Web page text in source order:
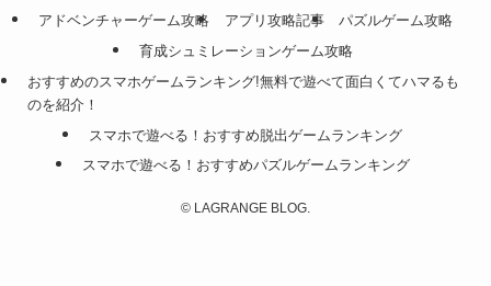
アドベンチャーゲーム攻略
アプリ攻略記事
パズルゲーム攻略
育成シュミレーションゲーム攻略
おすすめのスマホゲームランキング!無料で遊べて面白くてハマるも
のを紹介！
スマホで遊べる！おすすめ脱出ゲームランキング
スマホで遊べる！おすすめパズルゲームランキング
© LAGRANGE BLOG.